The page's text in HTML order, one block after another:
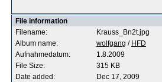
File information
Filename:
Krauss_Bn2t.jpg
Album name:
wolfgang / HFD
Aufnahmedatum:
1.8.2009
File Size:
315 KB
Date added:
Dec 17, 2009